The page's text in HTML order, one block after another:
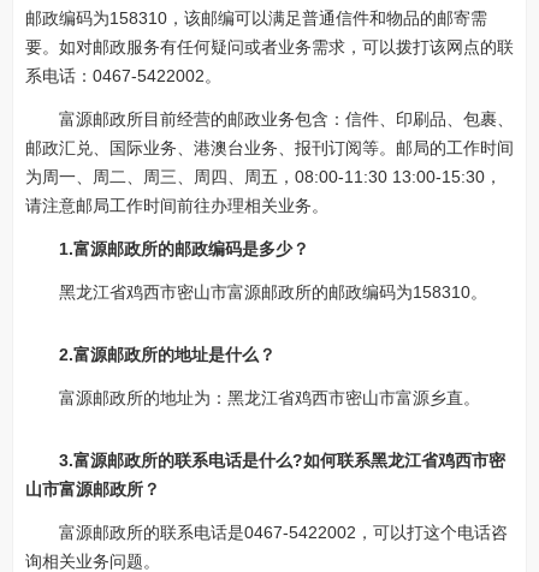
邮政编码为158310，该邮编可以满足普通信件和物品的邮寄需
要。如对邮政服务有任何疑问或者业务需求，可以拨打该网点的联
系电话：0467-5422002。
富源邮政所目前经营的邮政业务包含：信件、印刷品、包裹、
邮政汇兑、国际业务、港澳台业务、报刊订阅等。邮局的工作时间
为周一、周二、周三、周四、周五，08:00-11:30 13:00-15:30，
请注意邮局工作时间前往办理相关业务。
1.富源邮政所的邮政编码是多少？
黑龙江省鸡西市密山市富源邮政所的邮政编码为158310。
2.富源邮政所的地址是什么？
富源邮政所的地址为：黑龙江省鸡西市密山市富源乡直。
3.富源邮政所的联系电话是什么?如何联系黑龙江省鸡西市密
山市富源邮政所？
富源邮政所的联系电话是0467-5422002，可以打这个电话咨
询相关业务问题。